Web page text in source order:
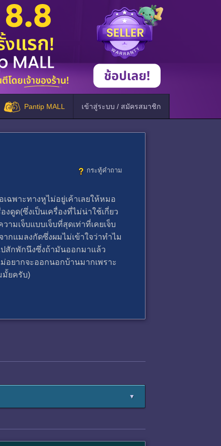
Pantip MALL เข้าสู่ระบบ / สมัครสมาชิก
กระทู้คำถาม
ฉพาะทางหูไม่อยู่เค้าเลยให้หมอ
ดูด(ซึ่งเป็นเครื่องที่ไม่น่าใช้เกี่ยว
มเจ็บแบบเจ็บที่สุดเท่าที่เคยเจ็บ
กแมลงกัดซึ่งผมไม่เข้าใจว่าทำไม
สักพักนึงซึ่งถ้ามันออกมาแล้ว
อยากจะออกนอกบ้านมากเพราะ
มั้ยครับ)
▼